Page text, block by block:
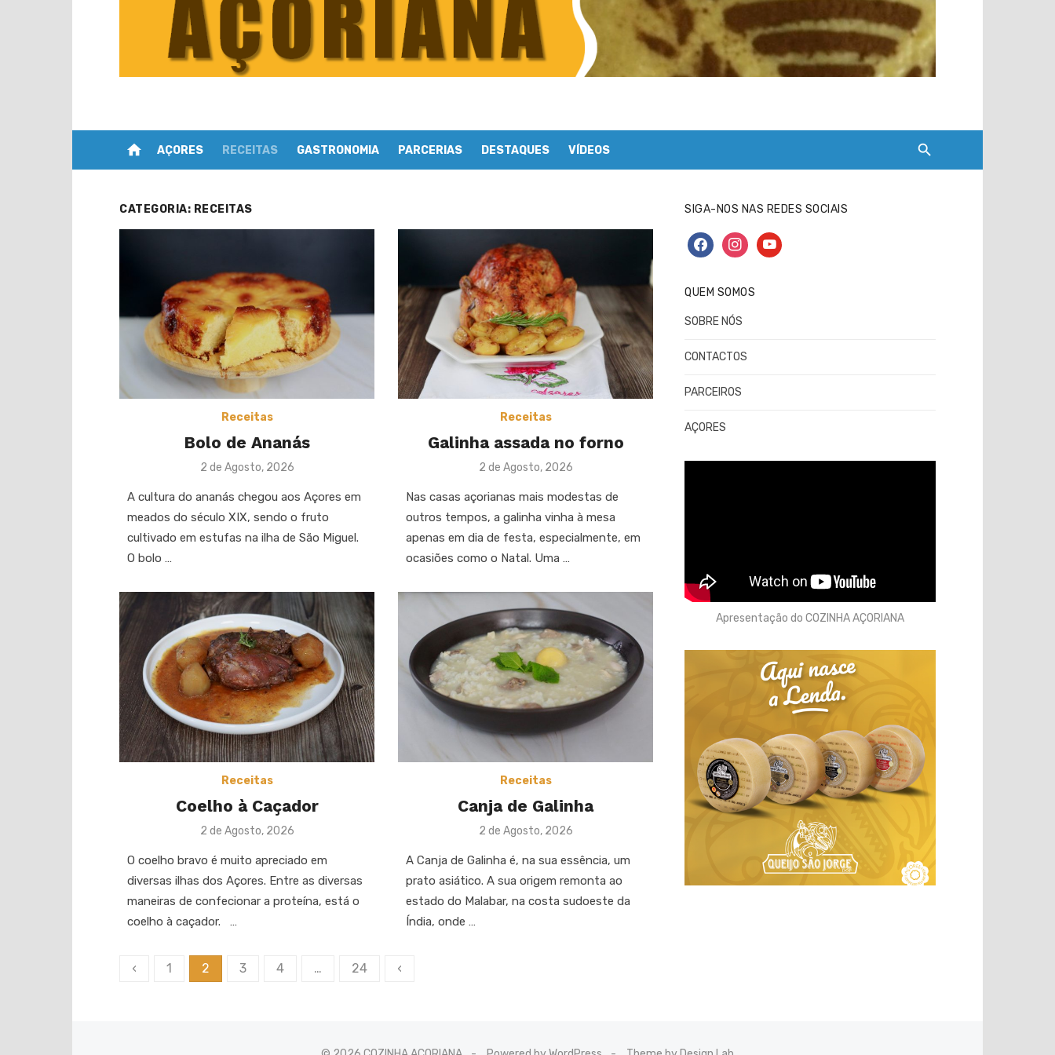
home AÇORES RECEITAS GASTRONOMIA PARCERIAS DESTAQUES VÍDEOS
CATEGORIA: RECEITAS
Receitas
Bolo de Ananás
Posted
2 de Agosto, 2026
A cultura do ananás chegou aos Açores em
meados do século XIX, sendo o fruto
cultivado em estufas na ilha de São Miguel.
O bolo …
Receitas
Galinha assada no forno
Posted
2 de Agosto, 2026
Nas casas açorianas mais modestas de
outros tempos, a galinha vinha à mesa
apenas em dia de festa, especialmente, em
ocasiões como o Natal. Uma …
Receitas
Coelho à Caçador
Posted
2 de Agosto, 2026
O coelho bravo é muito apreciado em
diversas ilhas dos Açores. Entre as diversas
maneiras de confecionar a proteína, está o
coelho à caçador. …
Receitas
Canja de Galinha
Posted
2 de Agosto, 2026
A Canja de Galinha é, na sua essência, um
prato asiático. A sua origem remonta ao
estado do Malabar, na costa sudoeste da
Índia, onde …
Paginação
‹ 1 2 3 4 … 24 ‹
SIGA-NOS NAS REDES SOCIAIS
facebookinstagramyoutube
QUEM SOMOS
SOBRE NÓS
CONTACTOS
PARCEIROS
AÇORES
Apresentação do COZINHA AÇORIANA